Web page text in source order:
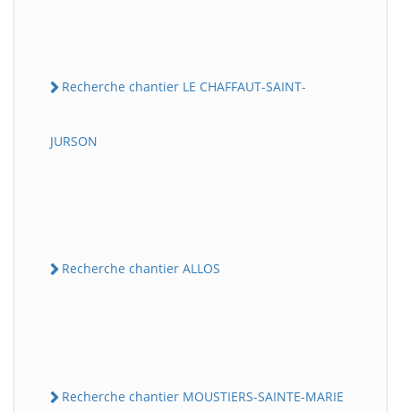
Recherche chantier LE CHAFFAUT-SAINT-
JURSON
Recherche chantier ALLOS
Recherche chantier MOUSTIERS-SAINTE-MARIE